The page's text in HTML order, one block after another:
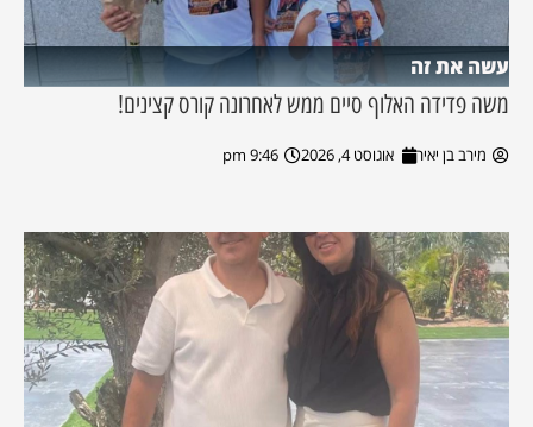
עשה את זה
משה פדידה האלוף סיים ממש לאחרונה קורס קצינים!
מירב בן יאיר אוגוסט 4, 2026 9:46 pm